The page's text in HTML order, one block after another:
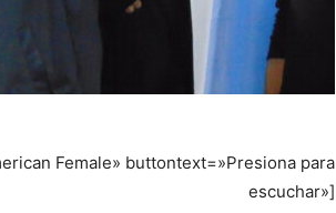
Female» buttontext=»Presiona para
escuchar»]